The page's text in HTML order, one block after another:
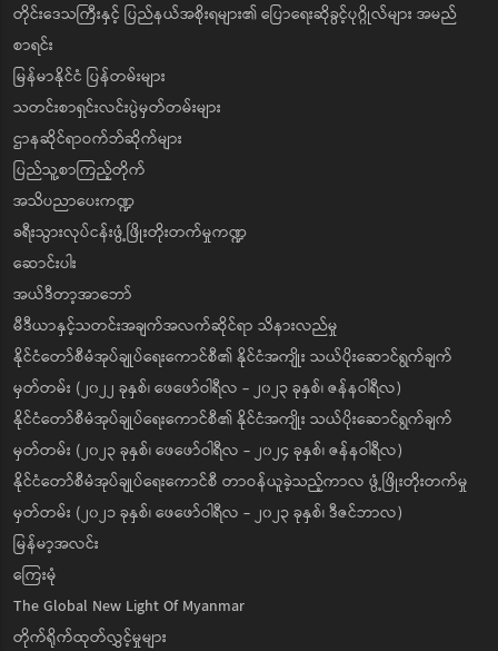
တိုင်းဒေသကြီးနှင့် ပြည်နယ်အစိုးရများ၏ ပြောရေးဆိုခွင့်ပုဂ္ဂိုလ်များ အမည်
စာရင်း
မြန်မာနိုင်ငံ ပြန်တမ်းများ
သတင်းစာရှင်းလင်းပွဲမှတ်တမ်းများ
ဌာနဆိုင်ရာဝက်ဘ်ဆိုက်များ
ပြည်သူ့စာကြည့်တိုက်
အသိပညာပေးကဏ္ဍ
ခရီးသွားလုပ်ငန်းဖွံ့ဖြိုးတိုးတက်မှုကဏ္ဍ
ဆောင်းပါး
အယ်ဒီတာ့အာဘော်
မီဒီယာနှင့်သတင်းအချက်အလက်ဆိုင်ရာ သိနားလည်မှု
နိုင်ငံတော်စီမံအုပ်ချုပ်ရေးကောင်စီ၏ နိုင်ငံအကျိုး သယ်ပိုးဆောင်ရွက်ချက်
မှတ်တမ်း (၂၀၂၂ ခုနှစ်၊ ဖေဖော်ဝါရီလ - ၂၀၂၃ ခုနှစ်၊ ဇန်နဝါရီလ)
နိုင်ငံတော်စီမံအုပ်ချုပ်ရေးကောင်စီ၏ နိုင်ငံအကျိုး သယ်ပိုးဆောင်ရွက်ချက်
မှတ်တမ်း (၂၀၂၃ ခုနှစ်၊ ဖေဖော်ဝါရီလ - ၂၀၂၄ ခုနှစ်၊ ဇန်နဝါရီလ)
နိုင်ငံတော်စီမံအုပ်ချုပ်ရေးကောင်စီ တာဝန်ယူခဲ့သည့်ကာလ ဖွံ့ဖြိုးတိုးတက်မှု
မှတ်တမ်း (၂၀၂၁ ခုနှစ်၊ ဖေဖော်ဝါရီလ - ၂၀၂၃ ခုနှစ်၊ ဒီဇင်ဘာလ)
မြန်မာ့အလင်း
ကြေးမုံ
The Global New Light Of Myanmar
တိုက်ရိုက်ထုတ်လွှင့်မှုများ